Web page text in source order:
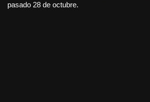
pasado 28 de octubre.